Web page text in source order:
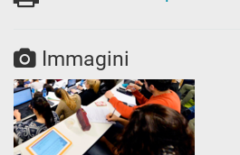
Immagini